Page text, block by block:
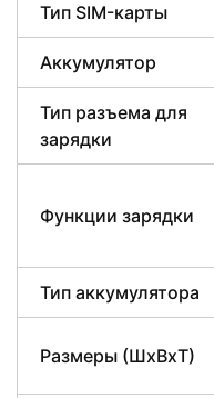
Тип SIM-карты
Аккумулятор
Тип разъема для
зарядки
Функции зарядки
Тип аккумулятора
Размеры (ШxВxТ)